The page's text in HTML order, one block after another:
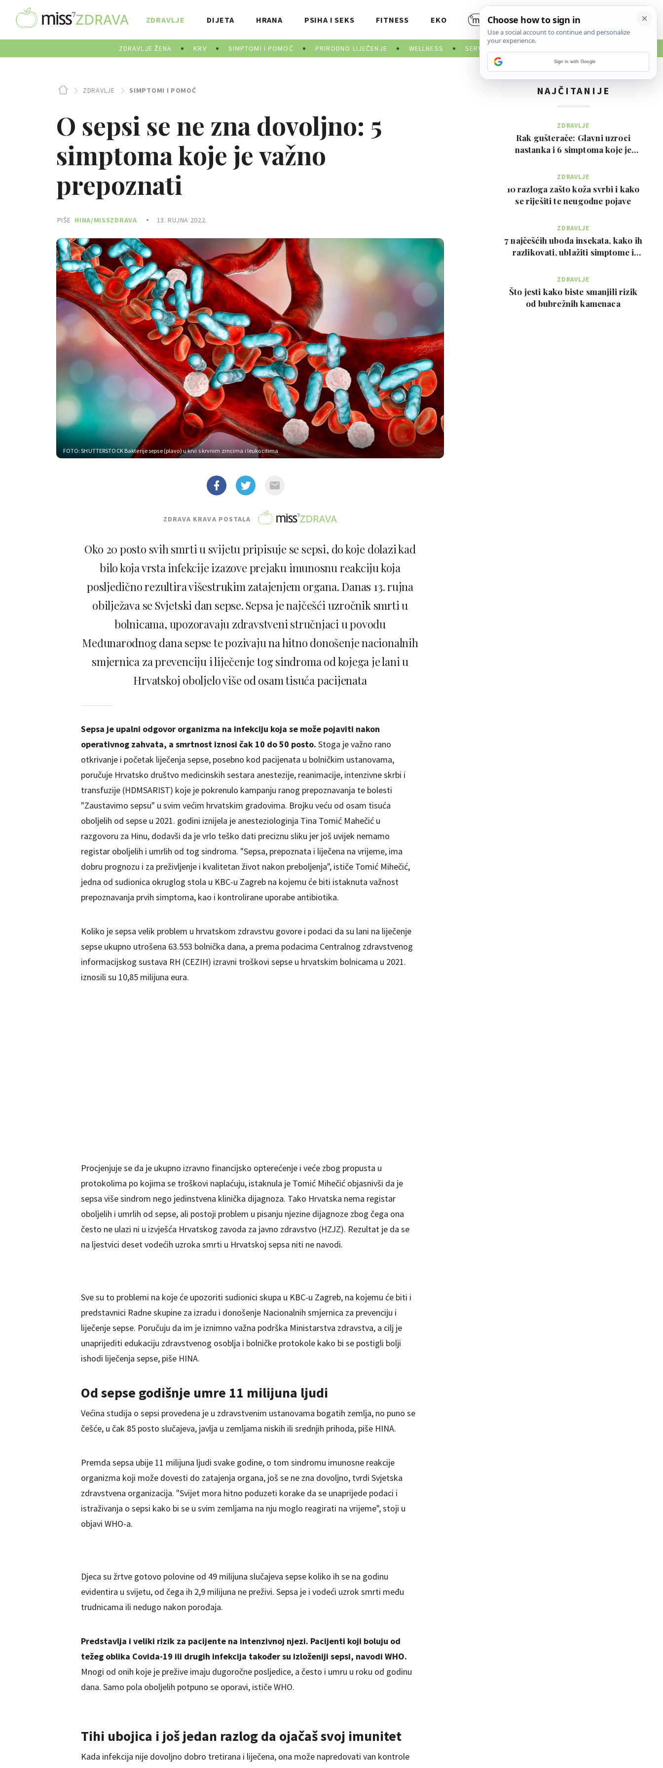
ZDRAVLJE
ZDRAVLJE ŽENA KRV SIMPTOMI I POMOĆ PRIRODNO LIJEČENJE WELLNESS SERVISNE INFORMACIJE
DIJETA HRANA PSIHA I SEKS FITNESS EKO
ZDRAVLJE SIMPTOMI I POMOĆ
O sepsi se ne zna dovoljno: 5
simptoma koje je važno
prepoznati
PIŠE HINA/MISSZDRAVA 13. RUJNA 2022.
FOTO: SHUTTERSTOCK Bakterije sepse (plavo) u krvi s krvnim zrncima i leukocitima
ZDRAVA KRAVA POSTALA
Oko 20 posto svih smrti u svijetu pripisuje se sepsi, do koje dolazi kad
bilo koja vrsta infekcije izazove prejaku imunosnu reakciju koja
posljedično rezultira višestrukim zatajenjem organa. Danas 13. rujna
obilježava se Svjetski dan sepse. Sepsa je najčešći uzročnik smrti u
bolnicama, upozoravaju zdravstveni stručnjaci u povodu
Međunarodnog dana sepse te pozivaju na hitno donošenje nacionalnih
smjernica za prevenciju i liječenje tog sindroma od kojega je lani u
Hrvatskoj oboljelo više od osam tisuća pacijenata
Sepsa je upalni odgovor organizma na infekciju koja se može pojaviti nakon
operativnog zahvata, a smrtnost iznosi čak 10 do 50 posto. Stoga je važno rano
otkrivanje i početak liječenja sepse, posebno kod pacijenata u bolničkim ustanovama,
poručuje Hrvatsko društvo medicinskih sestara anestezije, reanimacije, intenzivne skrbi i
transfuzije (HDMSARIST) koje je pokrenulo kampanju ranog prepoznavanja te bolesti
"Zaustavimo sepsu" u svim većim hrvatskim gradovima. Brojku veću od osam tisuća
oboljelih od sepse u 2021. godini iznijela je anesteziologinja Tina Tomić Mahečić u
razgovoru za Hinu, dodavši da je vrlo teško dati preciznu sliku jer još uvijek nemamo
registar oboljelih i umrlih od tog sindroma. "Sepsa, prepoznata i liječena na vrijeme, ima
dobru prognozu i za preživljenje i kvalitetan život nakon preboljenja", ističe Tomić Mihečić,
jedna od sudionica okruglog stola u KBC-u Zagreb na kojemu će biti istaknuta važnost
prepoznavanja prvih simptoma, kao i kontrolirane uporabe antibiotika.
Koliko je sepsa velik problem u hrvatskom zdravstvu govore i podaci da su lani na liječenje
sepse ukupno utrošena 63.553 bolnička dana, a prema podacima Centralnog zdravstvenog
informacijskog sustava RH (CEZIH) izravni troškovi sepse u hrvatskim bolnicama u 2021.
iznosili su 10,85 milijuna eura.
Procjenjuje se da je ukupno izravno financijsko opterećenje i veće zbog propusta u
protokolima po kojima se troškovi naplaćuju, istaknula je Tomić Mihečić objasnivši da je
sepsa više sindrom nego jedinstvena klinička dijagnoza. Tako Hrvatska nema registar
oboljelih i umrlih od sepse, ali postoji problem u pisanju njezine dijagnoze zbog čega ona
često ne ulazi ni u izvješća Hrvatskog zavoda za javno zdravstvo (HZJZ). Rezultat je da se
na ljestvici deset vodećih uzroka smrti u Hrvatskoj sepsa niti ne navodi.
Sve su to problemi na koje će upozoriti sudionici skupa u KBC-u Zagreb, na kojemu će biti i
predstavnici Radne skupine za izradu i donošenje Nacionalnih smjernica za prevenciju i
liječenje sepse. Poručuju da im je iznimno važna podrška Ministarstva zdravstva, a cilj je
unaprijediti edukaciju zdravstvenog osoblja i bolničke protokole kako bi se postigli bolji
ishodi liječenja sepse, piše HINA.
Od sepse godišnje umre 11 milijuna ljudi
Većina studija o sepsi provedena je u zdravstvenim ustanovama bogatih zemlja, no puno se
češće, u čak 85 posto slučajeva, javlja u zemljama niskih ili srednjih prihoda, piše HINA.
Premda sepsa ubije 11 milijuna ljudi svake godine, o tom sindromu imunosne reakcije
organizma koji može dovesti do zatajenja organa, još se ne zna dovoljno, tvrdi Svjetska
zdravstvena organizacija. "Svijet mora hitno poduzeti korake da se unaprijede podaci i
istraživanja o sepsi kako bi se u svim zemljama na nju moglo reagirati na vrijeme", stoji u
objavi WHO-a.
Djeca su žrtve gotovo polovine od 49 milijuna slučajeva sepse koliko ih se na godinu
evidentira u svijetu, od čega ih 2,9 milijuna ne preživi. Sepsa je i vodeći uzrok smrti među
trudnicama ili nedugo nakon porođaja.
Predstavlja i veliki rizik za pacijente na intenzivnoj njezi. Pacijenti koji boluju od
težeg oblika Covida-19 ili drugih infekcija također su izloženiji sepsi, navodi WHO.
Mnogi od onih koje je prežive imaju dugoročne posljedice, a često i umru u roku od godinu
dana. Samo pola oboljelih potpuno se oporavi, ističe WHO.
Tihi ubojica i još jedan razlog da ojačaš svoj imunitet
Kada infekcija nije dovoljno dobro tretirana i liječena, ona može napredovati van kontrole
NAJČITANIJE
ZDRAVLJE
Rak gušterače: Glavni uzroci
nastanka i 6 simptoma koje je
ZDRAVLJE
10 razloga zašto koža svrbi i kako
se riješiti te neugodne pojave
ZDRAVLJE
7 najčešćih uboda insekata, kako ih
razlikovati, ublažiti simptome i
ZDRAVLJE
Što jesti kako biste smanjili rizik
od bubrežnih kamenaca
Sign in with Google